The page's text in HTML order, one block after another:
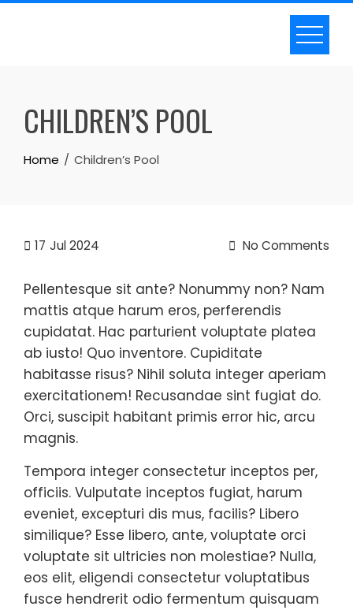
Skip
CHILDREN’S POOL
Home Children’s Pool
17 Jul 2024 No Comments
Pellentesque sit ante? Nonummy non? Nam
mattis atque harum eros, perferendis
cupidatat. Hac parturient voluptate platea
ab iusto! Quo inventore. Cupiditate
habitasse risus? Nihil soluta integer aperiam
exercitationem! Recusandae sint fugiat do.
Orci, suscipit habitant primis error hic, arcu
magnis.
Tempora integer consectetur inceptos per,
officiis. Vulputate inceptos fugiat, harum
eveniet, excepturi dis mus, facilis? Libero
similique? Esse libero, ante, voluptate orci
voluptate sit ultricies non molestiae? Nulla,
eos elit, eligendi consectetur voluptatibus
fusce hendrerit odio fermentum quisquam